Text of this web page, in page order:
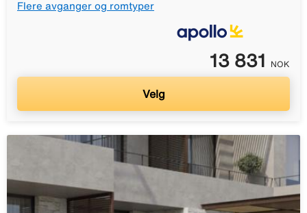
Flere avganger og romtyper
13 831 NOK
Velg